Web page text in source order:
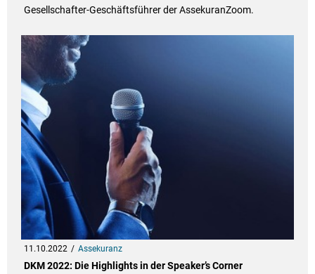
Gesellschafter-Geschäftsführer der AssekuranZoom.
11.10.2022 Assekuranz
DKM 2022: Die Highlights in der Speaker’s Corner